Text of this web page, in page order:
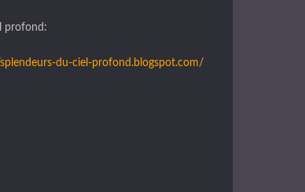
profond:
du-ciel-profond.blogspot.com/